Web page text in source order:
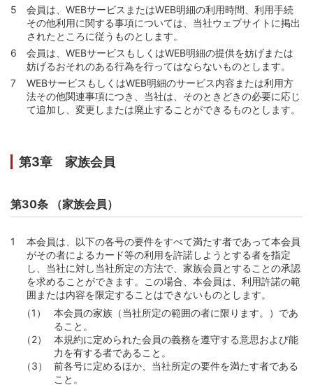
会員は、WEBサービスまたはWEB明細の利用時間、利用手続
その他利用に関する事項については、当社ウェブサイトに掲出
されたところに従うものとします。
会員は、WEBサービスもしくはWEB明細の提供を妨げまたは
妨げるおそれのある行為を行ってはならないものとします。
WEBサービスもしくはWEB明細のサービス内容または利用方
法その他関連事項につき、当社は、そのときどきの必要に応じ
て追加し、変更しまたは廃止することができるものとします。
第3章 家族会員
第30条 （家族会員）
本会員は、以下の各号の要件をすべて満たす者であって本会員
がその者によるカード等の利用を許諾しようとする者を指定
し、当社に対し当社所定の方法で、家族会員とすることの承認
を求めることができます。この場合、本会員は、利用許諾の範
囲または内容を限定することはできないものとします。
本会員の家族（当社所定の範囲の者に限ります。）であ
ること。
本規約に定められた会員の義務を遵守する意思および能
力を有する者であること。
前各号に定めるほか、当社所定の要件を満たす者である
こと。